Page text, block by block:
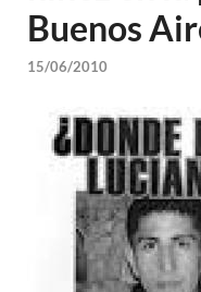
Buenos
15/06/2010